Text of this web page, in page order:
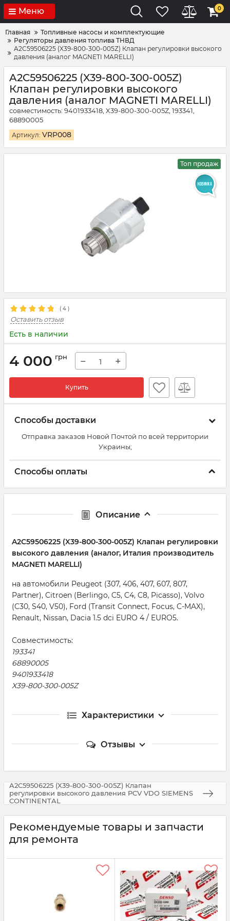
Меню 0
Главная
Топливные насосы и комплектующие
Регуляторы давления топлива ТНВД
A2C59506225 (X39-800-300-005Z) Клапан регулировки высокого
давления (аналог MAGNETI MARELLI)
A2C59506225 (X39-800-300-005Z)
Клапан регулировки высокого
давления (аналог MAGNETI MARELLI)
совместимость: 9401933418, X39-800-300-005Z, 193341,
68890005
Артикул: VRP008
Топ продаж
( 4 )
Оставить отзыв
Есть в наличии
4 000 грн − +
Купить
Способы доставки
Отправка заказов Новой Почтой по всей территории
Украины;
Способы оплаты
Описание
A2C59506225 (X39-800-300-005Z) Клапан регулировки
высокого давления (аналог, Италия производитель
MAGNETI MARELLI)
на автомобили Peugeot (307, 406, 407, 607, 807,
Partner), Citroen (Berlingo, C5, C4, C8, Picasso), Volvo
(C30, S40, V50), Ford (Transit Connect, Focus, C-MAX),
Renault, Nissan, Dacia 1.5 dci EURO 4 / EURO5.
Совместимость:
193341
68890005
9401933418
X39-800-300-005Z
Характеристики
Отзывы
A2C59506225 (X39-800-300-005Z) Клапан
регулировки высокого давления PCV VDO SIEMENS
CONTINENTAL
Рекомендуемые товары и запчасти
для ремонта